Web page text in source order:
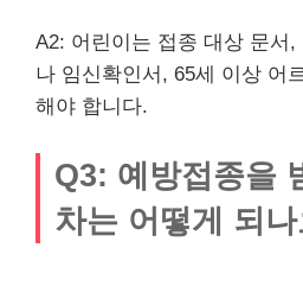
A2: 어린이는 접종 대상 문서,
나 임신확인서, 65세 이상 어
해야 합니다.
Q3: 예방접종을
차는 어떻게 되